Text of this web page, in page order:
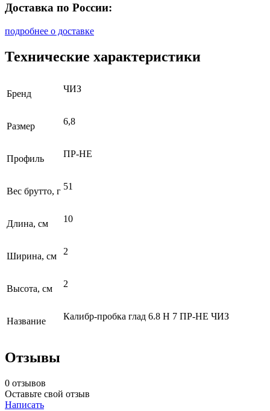
Доставка по России:
подробнее о доставке
Технические характеристики
Бренд ЧИЗ
Размер 6,8
Профиль ПР-НЕ
Вес брутто, г 51
Длина, см 10
Ширина, см 2
Высота, см 2
Название Калибр-пробка глад 6.8 Н 7 ПР-НЕ ЧИЗ
Отзывы
0 отзывов
Оставьте свой отзыв
Написать